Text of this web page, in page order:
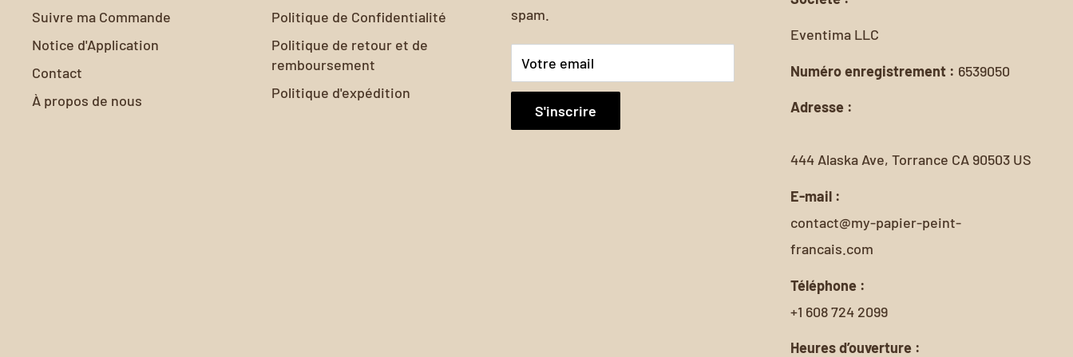
Suivre ma Commande
Notice d'Application
Contact
À propos de nous
Politique de Confidentialité
Politique de retour et de
remboursement
Politique d'expédition
spam.
Votre email
S'inscrire
Eventima LLC
Numéro enregistrement : 6539050
Adresse :
444 Alaska Ave, Torrance CA 90503 US
E-mail :
contact@my-papier-peint-
francais.com
Téléphone :
+1 608 724 2099
Heures d’ouverture :